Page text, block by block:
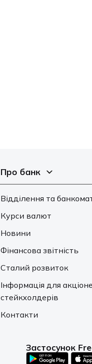
Про банк
Відділення та
Курси валют
Новини
Фінансова звітність
Сталий розвиток
Інформація для
стейкхолдерів
Контакти
Застосунок